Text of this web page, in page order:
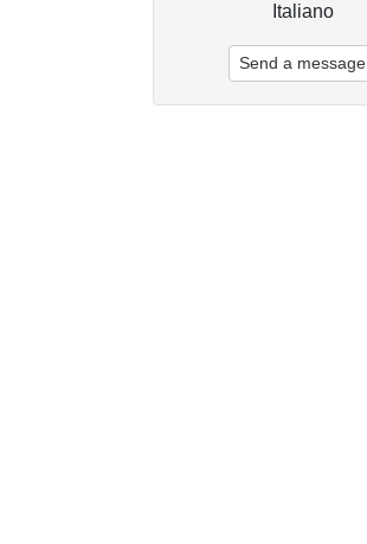
Italiano
Send a message